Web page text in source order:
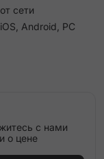
от сети
iOS, Android, PC
с нами
о цене